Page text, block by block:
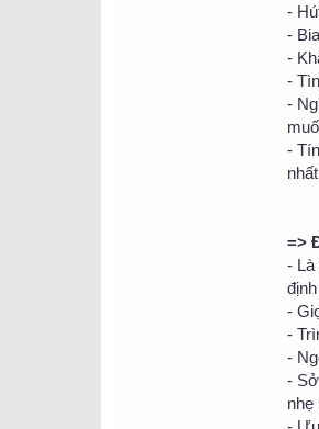
-
-
-
-
-
-
=>
- Là
-
-
-
-
nhẹ